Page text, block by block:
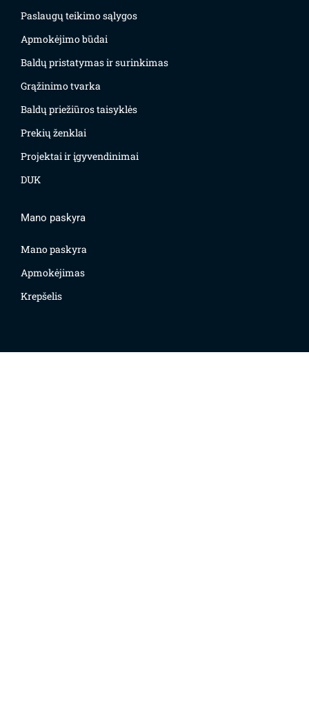
Paslaugų teikimo sąlygos
Apmokėjimo būdai
Baldų pristatymas ir surinkimas
Grąžinimo tvarka
Baldų priežiūros taisyklės
Prekių ženklai
Projektai ir įgyvendinimai
DUK
Mano paskyra
Mano paskyra
Apmokėjimas
Krepšelis